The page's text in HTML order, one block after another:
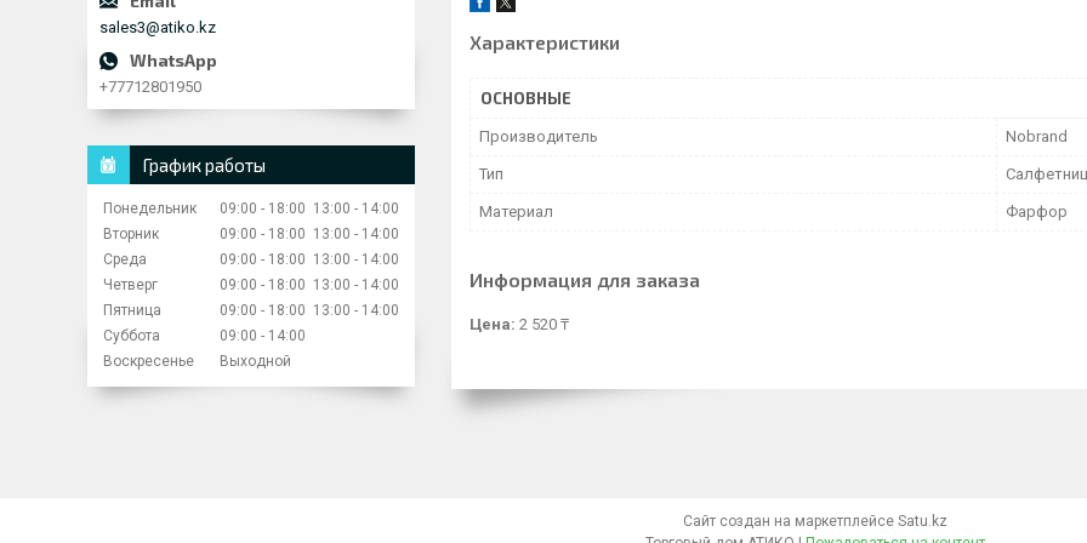
Характеристики
ОСНОВНЫЕ
Производитель Nobrand
Тип
Материал Фарфор
Информация для заказа
Цена: 2 520 ₸
sales3@atiko.kz
+77712801950
График работы
Понедельник 09:00 18:00 13:00
14:00
Вторник
09:00 18:00 13:00
14:00
Среда
09:00 18:00 13:00
14:00
Четверг
09:00 18:00 13:00
14:00
Пятница
09:00 18:00 13:00
14:00
Суббота
09:00
14:00
Воскресенье
Выходной
Сайт создан на маркетплейсе Satu.kz